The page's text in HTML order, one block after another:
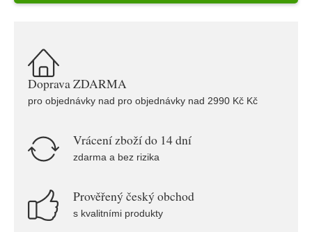
Doprava ZDARMA
pro objednávky nad pro objednávky nad 2990 Kč Kč
Vrácení zboží do 14 dní
zdarma a bez rizika
Prověřený český obchod
s kvalitními produkty